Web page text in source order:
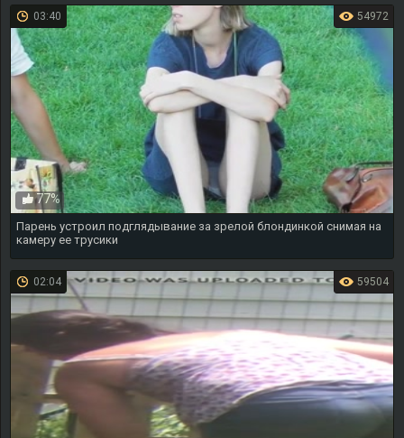
54972
03:40
77%
Парень устроил подглядывание за зрелой блондинкой снимая на
камеру ее трусики
59504
02:04